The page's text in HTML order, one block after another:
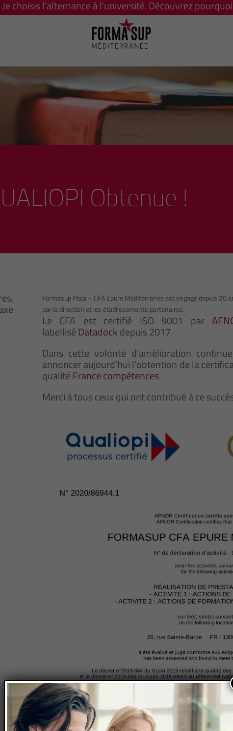
Je choisis l’alternance à l’université. Découvrez
Obtenue !
,
Formasup Paca – CFA Epure Méditerranée est engagé depuis
par la direction et les établissements partenaires.
Le CFA est certifié ISO 9001 par
labelliséDatadockdepuis 2017.
Dans cette volonté d’amélioration
annoncer aujourd’hui l’obtention de la
qualitéFrance compétences
Merci à tous ceux qui ont contribué à ce